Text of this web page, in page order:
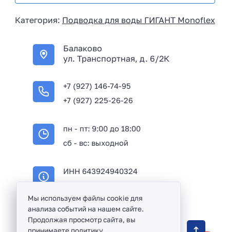
a
7
Категория: Подводка для воды ГИГАНТ Monoflex
Балаково
ул. Транспортная, д. 6/2К
+7 (927) 146-74-95
+7 (927) 225-26-26
пн - пт: 9:00 до 18:00
сб - вс: выходной
ИНН 643924940324
Оптовая продажа сантехники и комплектующих
Мы используем файлы cookie для
анализа событий на нашем сайте.
Продолжая просмотр сайта, вы